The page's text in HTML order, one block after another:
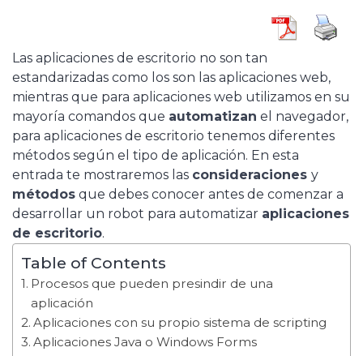
Las aplicaciones de escritorio no son tan
estandarizadas como los son las aplicaciones web,
mientras que para aplicaciones web utilizamos en su
mayoría comandos que automatizan el navegador,
para aplicaciones de escritorio tenemos diferentes
métodos según el tipo de aplicación. En esta
entrada te mostraremos las consideraciones y
métodos que debes conocer antes de comenzar a
desarrollar un robot para automatizar aplicaciones
de escritorio.
Table of Contents
Procesos que pueden presindir de una
aplicación
Aplicaciones con su propio sistema de scripting
Aplicaciones Java o Windows Forms